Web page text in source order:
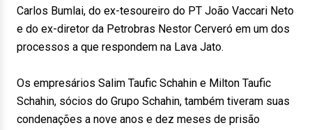
Carlos Bumlai, do ex-tesoureiro do PT João Vaccari Neto
e do ex-diretor da Petrobras Nestor Cerveró em um dos
processos a que respondem na Lava Jato.
Os empresários Salim Taufic Schahin e Milton Taufic
Schahin, sócios do Grupo Schahin, também tiveram suas
condenações a nove anos e dez meses de prisão